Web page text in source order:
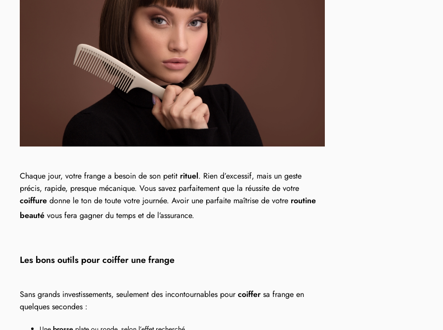
Chaque jour, votre frange a besoin de son petit rituel. Rien d’excessif, mais un geste
précis, rapide, presque mécanique. Vous savez parfaitement que la réussite de votre
coiffure donne le ton de toute votre journée. Avoir une parfaite maîtrise de votre routine
beauté vous fera gagner du temps et de l’assurance.
Les bons outils pour coiffer une frange
Sans grands investissements, seulement des incontournables pourcoiffer sa frange en
quelques secondes :